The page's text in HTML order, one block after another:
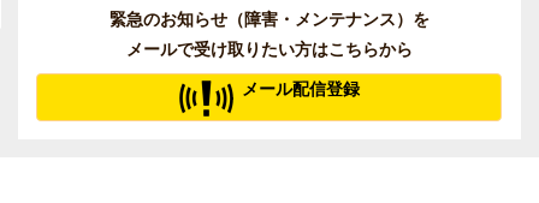
緊急のお知らせ（障害・メンテナンス）を
メールで受け取りたい方はこちらから
メール配信登録